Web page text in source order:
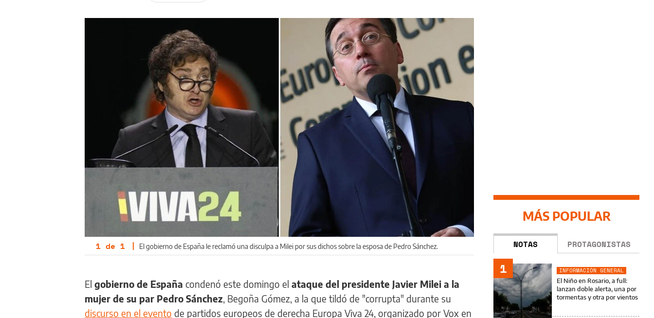
1 de 1 | El gobierno de España le reclamó una disculpa a Milei por sus dichos sobre la esposa de Pedro Sánchez.
El gobierno de España condenó este domingo el ataque del presidente Javier Milei a la
mujer de su par Pedro Sánchez, Begoña Gómez, a la que tildó de "corrupta" durante su
discurso en el evento de partidos europeos de derecha Europa Viva 24, organizado por Vox en
MÁS POPULAR
NOTAS PROTAGONISTAS
1
INFORMACIÓN GENERAL
El Niño en Rosario, a full:
lanzan doble alerta, una por
tormentas y otra por vientos